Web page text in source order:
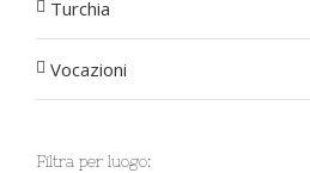
Turchia
Vocazioni
Filtra per luogo: